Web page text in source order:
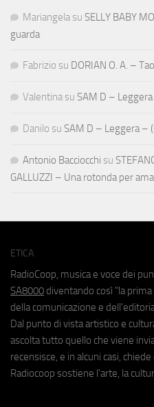
Mariangela su SELLY BABY
guarda
Fabrizio su DORIAN O. A. – Tao
Valentina su SAM D –
Danilo su SAM D – Leggera –
Antonio Bacciocchi su
GALLUZZI – Una rotonda per
ETICA
RadioCoop, musica e voce dei
SA8000 diventando così "la
della comunicazione e
Dal punto di vista artistico e
ascolta tutto quello che viene
recensisce, e in alcuni casi,
Radiocoop sostiene l'arte, la